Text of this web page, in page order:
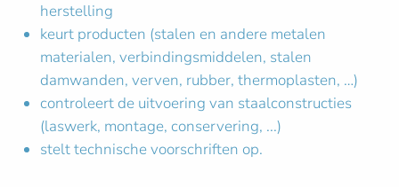
herstelling
keurt producten (stalen en andere metalen
materialen, verbindingsmiddelen, stalen
damwanden, verven, rubber, thermoplasten, …)
controleert de uitvoering van staalconstructies
(laswerk, montage, conservering, ...)
stelt technische voorschriften op.